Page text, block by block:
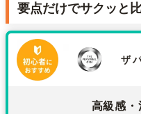
要点だけでサクッと
ザ
高級感